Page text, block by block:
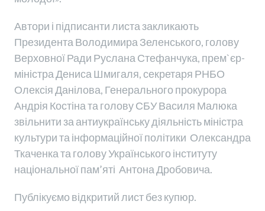
Автори і підписанти листа закликають
Президента Володимира Зеленського, голову
Верховної Ради Руслана Стефанчука, прем`єр-
міністра Дениса Шмигаля, секретаря РНБО
Олексія Данілова, Генерального прокурора
Андрія Костіна та голову СБУ Василя Малюка
звільнити за антиукраїнську діяльність міністра
культури та інформаційної політики Олександра
Ткаченка та голову Українського інституту
національної пам’яті Антона Дробовича.
Публікуємо відкритий лист без купюр.